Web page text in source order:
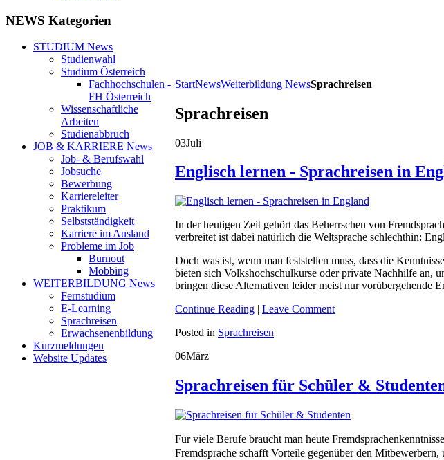
StartNewsWeiterbildung NewsSprachreisen
Sprachreisen
03Juli
Englisch lernen - Sprachreisen in
In der heutigen Zeit gehört das Beherrschen von
verbreitet ist dabei natürlich die Weltsprache schlechthin:
Doch was ist, wenn man feststellen muss, dass die
bieten sich Volkshochschulkurse oder private Nachhilfe an,
bringen diese Alternativen leider meist nur vorübergehende
Continue Reading | Leave Comment
Posted in Sprachreisen
06März
Sprachreisen für Schüler &
Für viele Berufe braucht man heute
Fremdsprache schafft Vorteile gegenüber den
NEWS Kategorien
STUDIUM News
Studienwahl
Studium Österreich
Fachhochschulen -
FH Österreich
Wissenschaftliche
Arbeiten
Studienabbruch
JOB & KARRIERE News
Job- & Berufswahl
Jobsuche
Bewerbung
Karriereleiter
Praktikum
Selbstständigkeit
Karriere im Ausland
Probleme im Job
Burnout
Mobbing
WEITERBILDUNG News
Fernstudium
E-Learning
Sprachreisen
Erwachsenenbildung
Kurzmeldungen
Website Updates